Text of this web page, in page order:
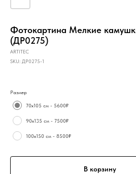
Фотокартина Мелкие
(ДР0275)
ARTITEC
SKU: ДР0275-1
Размер
70х105 см - 5600₽
90х135 см - 7500₽
100х150 см - 8500₽
В корзину